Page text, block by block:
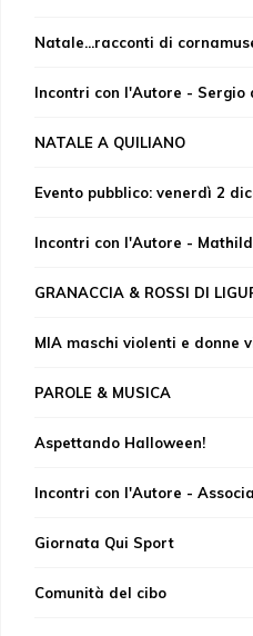
Natale...racconti di
Incontri con l'Autore - Sergio
NATALE A QUILIANO
Evento pubblico: venerdì 2
Incontri con l'Autore -
GRANACCIA & ROSSI DI
MIA maschi violenti e donne
PAROLE & MUSICA
Aspettando Halloween!
Incontri con l'Autore -
Giornata Qui Sport
Comunità del cibo